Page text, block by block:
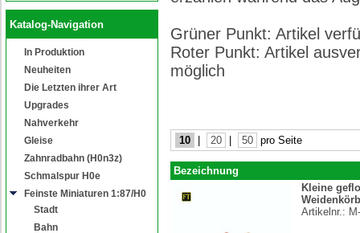
Katalog-Navigation
In Produktion
Neuheiten
Die Letzten ihrer Art
Upgrades
Nahverkehr
Gleise
Zahnradbahn (H0n3z)
Schmalspur H0e
Feinste Miniaturen 1:87/H0
Stadt
Bahn
Grüner Punkt: Artikel
Roter Punkt: Artikel
möglich
10 20 50 pro Seite
Bezeichnung
Kleine
Artikelnr.: